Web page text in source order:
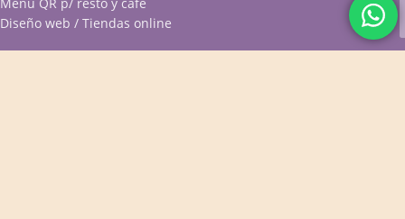
Diseño web / Tiendas online